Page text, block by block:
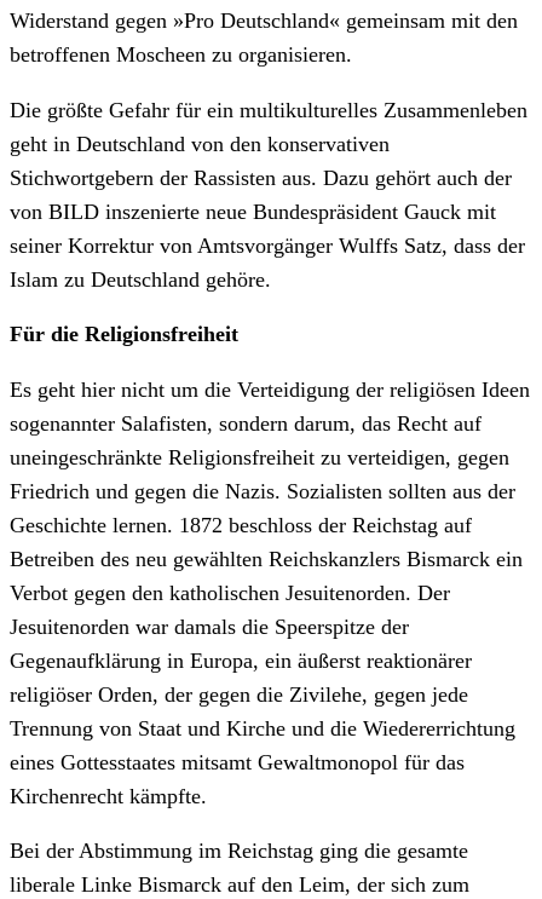
Widerstand gegen »Pro Deutschland« gemeinsam mit den
betroffenen Moscheen zu organisieren.
Die größte Gefahr für ein multikulturelles Zusammenleben
geht in Deutschland von den konservativen
Stichwortgebern der Rassisten aus. Dazu gehört auch der
von BILD inszenierte neue Bundespräsident Gauck mit
seiner Korrektur von Amtsvorgänger Wulffs Satz, dass der
Islam zu Deutschland gehöre.
Für die Religionsfreiheit
Es geht hier nicht um die Verteidigung der religiösen Ideen
sogenannter Salafisten, sondern darum, das Recht auf
uneingeschränkte Religionsfreiheit zu verteidigen, gegen
Friedrich und gegen die Nazis. Sozialisten sollten aus der
Geschichte lernen. 1872 beschloss der Reichstag auf
Betreiben des neu gewählten Reichskanzlers Bismarck ein
Verbot gegen den katholischen Jesuitenorden. Der
Jesuitenorden war damals die Speerspitze der
Gegenaufklärung in Europa, ein äußerst reaktionärer
religiöser Orden, der gegen die Zivilehe, gegen jede
Trennung von Staat und Kirche und die Wiedererrichtung
eines Gottesstaates mitsamt Gewaltmonopol für das
Kirchenrecht kämpfte.
Bei der Abstimmung im Reichstag ging die gesamte
liberale Linke Bismarck auf den Leim, der sich zum